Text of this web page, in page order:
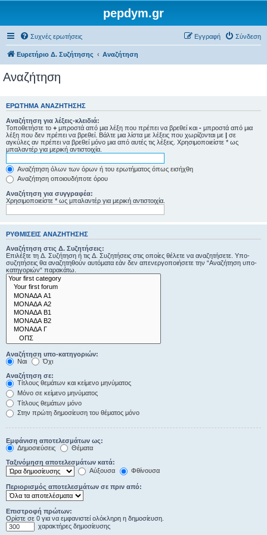
pepdym.gr
Συχνές ερωτήσεις Σύνδεση
Εγγραφή
Ευρετήριο Δ. Συζήτησης Αναζήτηση
Αναζήτηση
ΕΡΏΤΗΜΑ ΑΝΑΖΉΤΗΣΗΣ
Αναζήτηση για λέξεις-κλειδιά:
Τοποθετήστε το + μπροστά από μια λέξη που πρέπει να βρεθεί και - μπροστά από μια
λέξη που δεν πρέπει να βρεθεί. Βάλτε μια λίστα με λέξεις που χωρίζονται με | σε
αγκύλες αν πρέπει να βρεθεί μόνο μια από αυτές τις λέξεις. Χρησιμοποιείστε * ως
μπαλαντέρ για μερική αντιστοιχία.
Αναζήτηση όλων των όρων ή του ερωτήματος όπως εισήχθη
Αναζήτηση οποιουδήποτε όρου
Αναζήτηση για συγγραφέα:
Χρησιμοποιείστε * ως μπαλαντέρ για μερική αντιστοιχία.
ΡΥΘΜΊΣΕΙΣ ΑΝΑΖΉΤΗΣΗΣ
Αναζήτηση στις Δ. Συζητήσεις:
Επιλέξτε τη Δ. Συζήτηση ή τις Δ. Συζητήσεις στις οποίες θέλετε να αναζητήσετε. Υπο-
συζητήσεις θα αναζητηθούν αυτόματα εάν δεν απενεργοποιήσετε την “Αναζήτηση υπο-
κατηγοριών“ παρακάτω.
Αναζήτηση υπο-κατηγοριών:
Ναι
Όχι
Αναζήτηση σε:
Τίτλους θεμάτων και κείμενο μηνύματος
Μόνο σε κείμενο μηνύματος
Τίτλους θεμάτων μόνο
Στην πρώτη δημοσίευση του θέματος μόνο
Εμφάνιση αποτελεσμάτων ως:
Δημοσιεύσεις
Θέματα
Ταξινόμηση αποτελεσμάτων κατά:
Αύξουσα
Φθίνουσα
Περιορισμός αποτελεσμάτων σε πριν από:
Επιστροφή πρώτων:
Ορίστε σε 0 για να εμφανιστεί ολόκληρη η δημοσίευση.
χαρακτήρες δημοσίευσης